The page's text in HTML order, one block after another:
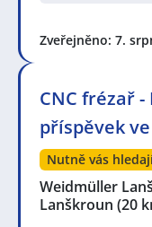
Zveřejněno: 7.
CNC frézař
příspěvek ve
Nutně vás
Weidmüller
Lanškroun (20